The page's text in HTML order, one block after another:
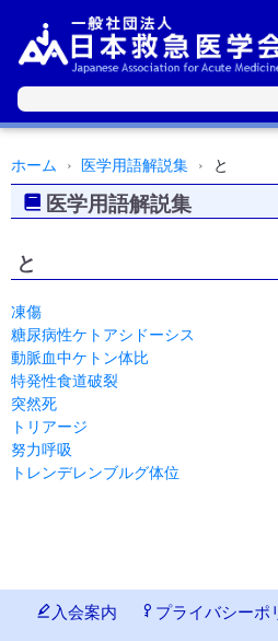
ホーム 医学用語解説集 と
医学用語解説集
と
凍傷
糖尿病性ケトアシドーシス
動脈血中ケトン体比
特発性食道破裂
突然死
トリアージ
努力呼吸
トレンデレンブルグ体位
入会案内 プライバシーポ